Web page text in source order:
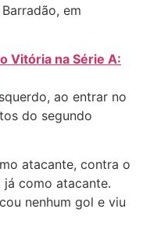
em
Vitória na Série A:
ao entrar no
do segundo
atacante, contra o
já como atacante.
nenhum gol e viu